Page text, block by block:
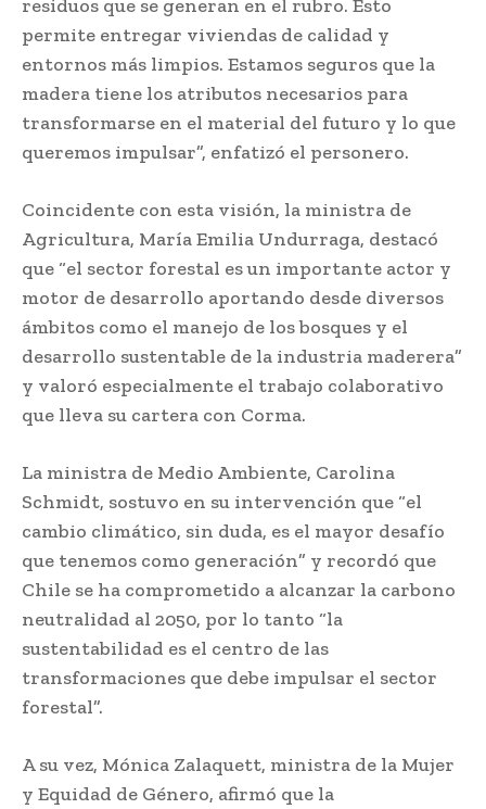
residuos que se generan en el rubro. Esto
permite entregar viviendas de calidad y
entornos más limpios. Estamos seguros que la
madera tiene los atributos necesarios para
transformarse en el material del futuro y lo que
queremos impulsar”, enfatizó el personero.
Coincidente con esta visión, la ministra de
Agricultura, María Emilia Undurraga, destacó
que “el sector forestal es un importante actor y
motor de desarrollo aportando desde diversos
ámbitos como el manejo de los bosques y el
desarrollo sustentable de la industria maderera”
y valoró especialmente el trabajo colaborativo
que lleva su cartera con Corma.
La ministra de Medio Ambiente, Carolina
Schmidt, sostuvo en su intervención que “el
cambio climático, sin duda, es el mayor desafío
que tenemos como generación” y recordó que
Chile se ha comprometido a alcanzar la carbono
neutralidad al 2050, por lo tanto “la
sustentabilidad es el centro de las
transformaciones que debe impulsar el sector
forestal”.
A su vez, Mónica Zalaquett, ministra de la Mujer
y Equidad de Género, afirmó que la